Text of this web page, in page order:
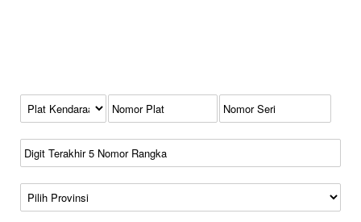
Kode Plat Kendaraan
No Plat
No Seri
No Rangka
Wilayah